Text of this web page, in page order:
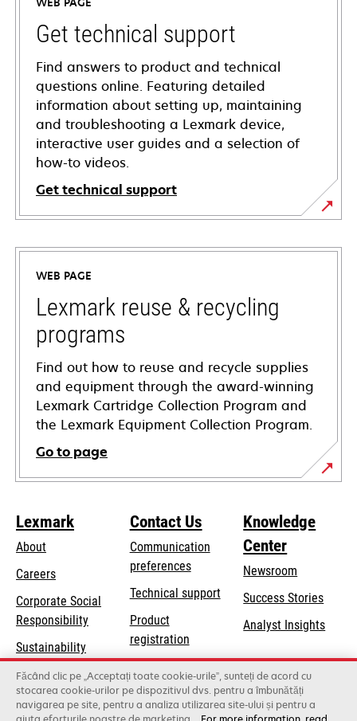
Get technical support
Find answers to product and technical
questions online. Featuring detailed
information about setting up, maintaining
and troubleshooting a Lexmark device,
interactive user guides and a selection of
how-to videos.
Get technical support
opens
in
new
tab
WEB PAGE
Lexmark reuse & recycling
programs
Find out how to reuse and recycle supplies
and equipment through the award-winning
Lexmark Cartridge Collection Program and
the Lexmark Equipment Collection Program.
Go to page
Lexmark
About
Careers
Corporate Social
Responsibilityopens
a
new
tab
Sustainability
Lexmark Partners
Contact Us
Communication
preferences
Technical supportopens
Product
registration
Find a dealer
List of wholesalers
Knowledge
Center
Newsroom
Success Stories
Analyst Insights
Făcând clic pe „Acceptați toate cookie-urile”, sunteți de acord cu
stocarea cookie-urilor pe dispozitivul dvs. pentru a îmbunătăți
navigarea pe site, pentru a analiza utilizarea site-ului și pentru a